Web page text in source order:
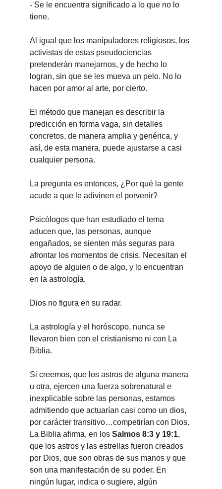
- Se le encuentra significado a lo que no lo
tiene.
Al igual que los manipuladores religiosos, los
activistas de estas pseudociencias
pretenderán manejarnos, y de hecho lo
logran, sin que se les mueva un pelo. No lo
hacen por amor al arte, por cierto.
El método que manejan es describir la
predicción en forma vaga, sin detalles
concretos, de manera amplia y genérica, y
así, de esta manera, puede ajustarse a casi
cualquier persona.
La pregunta es entonces, ¿Por qué la gente
acude a que le adivinen el porvenir?
Psicólogos que han estudiado el tema
aducen que, las personas, aunque
engañados, se sienten más seguras para
afrontar los momentos de crisis. Necesitan el
apoyo de alguien o de algo, y lo encuentran
en la astrología.
Dios no figura en su radar.
La astrología y el horóscopo, nunca se
llevaron bien con el cristianismo ni con La
Biblia.
Si creemos, que los astros de alguna manera
u otra, ejercen una fuerza sobrenatural e
inexplicable sobre las personas, estamos
admitiendo que actuarían casi como un dios,
por carácter transitivo…competirían con Dios.
La Biblia afirma, en los Salmos 8:3 y 19:1,
que los astros y las estrellas fueron creados
por Dios, que son obras de sus manos y que
son una manifestación de su poder. En
ningún lugar, indica o sugiere, algún